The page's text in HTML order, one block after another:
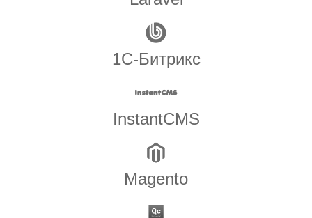
1С-Битрикс
InstantCMS
Magento